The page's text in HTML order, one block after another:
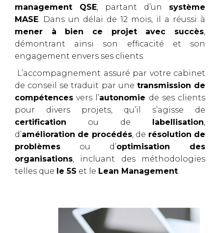
management QSE, partant d’un système
MASE. Dans un délai de 12 mois, il a réussi à
mener à bien ce projet avec succès,
démontrant ainsi son efficacité et son
engagement envers ses clients.
L’accompagnement assuré par votre cabinet
de conseil se traduit par une transmission de
compétences vers l’autonomie de ses clients
pour divers projets, qu’il s’agisse de
certification ou de labellisation,
d’amélioration de procédés, de résolution de
problèmes ou d’optimisation des
organisations, incluant des méthodologies
telles que le 5S et le Lean Management.